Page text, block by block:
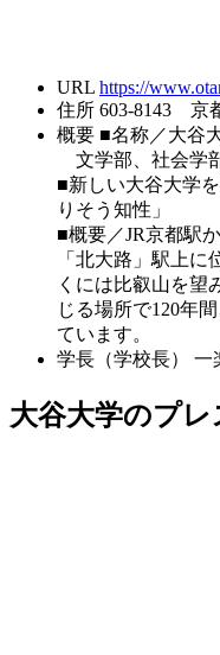
URL https://
住所 603-8143 京
概要 ■名称／大谷
文学部、社会学
■新しい大谷大学
りそう知性」
■概要／JR京都駅
「北大路」駅上
くには比叡山を望
じる場所で120年
ています。
学長（学校長）
大谷大学のプレ